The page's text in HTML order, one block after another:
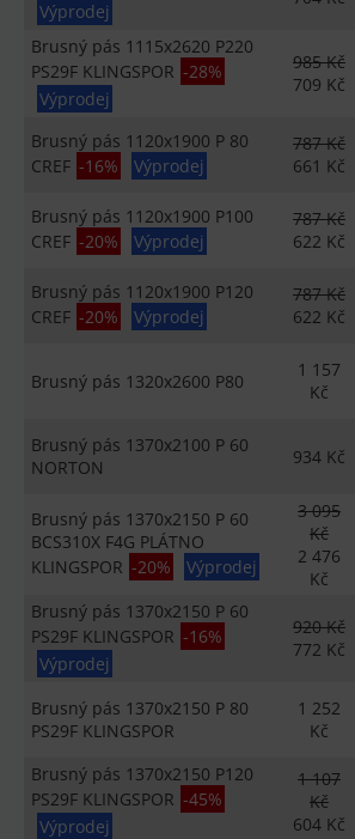
Výprodej
Brusný pás 1115x2620 P220
PS29F KLINGSPOR -28%
Výprodej
985 Kč
709 Kč
Brusný pás 1120x1900 P 80
CREF -16% Výprodej
787 Kč
661 Kč
Brusný pás 1120x1900 P100
CREF -20% Výprodej
787 Kč
622 Kč
Brusný pás 1120x1900 P120
CREF -20% Výprodej
787 Kč
622 Kč
Brusný pás 1320x2600 P80
1 157
Kč
Brusný pás 1370x2100 P 60
NORTON
934 Kč
Brusný pás 1370x2150 P 60
BCS310X F4G PLÁTNO
KLINGSPOR -20% Výprodej
3 095
Kč
2 476
Kč
Brusný pás 1370x2150 P 60
PS29F KLINGSPOR -16%
Výprodej
920 Kč
772 Kč
Brusný pás 1370x2150 P 80
PS29F KLINGSPOR
1 252
Kč
Brusný pás 1370x2150 P120
PS29F KLINGSPOR -45%
Výprodej
1 107
Kč
604 Kč